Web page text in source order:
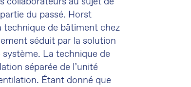
du passé. Horst
de bâtiment chez
séduit par la solution
système. La technique de
séparée de l’unité
Étant donné que